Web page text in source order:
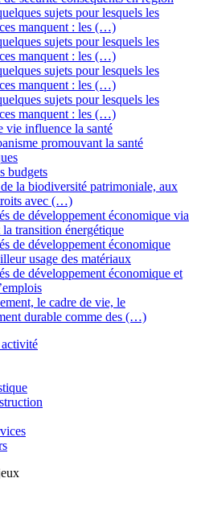
sujets pour lesquels les
manquent : les (…)
sujets pour lesquels les
manquent : les (…)
sujets pour lesquels les
manquent : les (…)
sujets pour lesquels les
manquent : les (…)
vie influence la santé
promouvant la santé
budgets
la biodiversité patrimoniale, aux
avec (…)
de développement économique via
transition énergétique
de développement économique
usage des matériaux
de développement économique et
le cadre de vie, le
durable comme des (…)